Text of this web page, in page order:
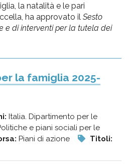
la natalità e le pari
ha approvato il Sesto
e di interventi per la tutela dei
la famiglia 2025-
Italia. Dipartimento per le
e piani sociali per le
Piani di azione
Titoli: